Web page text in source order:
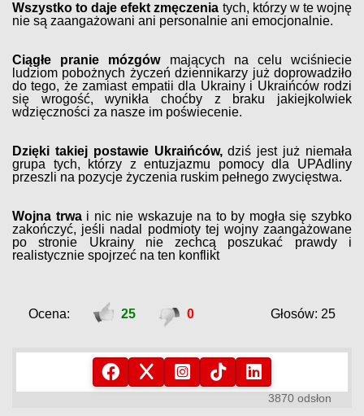
Wszystko to daje efekt zmęczenia tych, którzy w te wojnę
nie są zaangażowani ani personalnie ani emocjonalnie.
Ciągłe pranie mózgówmających na celu wciśniecie
ludziom pobożnych życzeń dziennikarzy już doprowadziło
do tego, że zamiast empatii dla Ukrainy i Ukraińców rodzi
się wrogość, wynikła choćby z braku jakiejkolwiek
wdzięczności za nasze im poświecenie.
Dzięki takiej postawie Ukraińców,dziś jest już niemała
grupa tych, którzy z entuzjazmu pomocy dla UPAdliny
przeszli na pozycje życzenia ruskim pełnego zwycięstwa.
Wojna trwai nic nie wskazuje na to by mogła się szybko
zakończyć, jeśli nadal podmioty tej wojny zaangażowane
po stronie Ukrainy nie zechcą poszukać prawdy i
realistycznie spojrzeć na ten konflikt
Ocena: 25 0 Głosów: 25
3870 odsłon